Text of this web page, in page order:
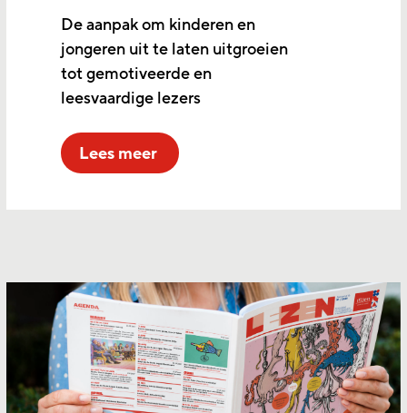
De aanpak om kinderen en
jongeren uit te laten uitgroeien
tot gemotiveerde en
leesvaardige lezers
lees meer